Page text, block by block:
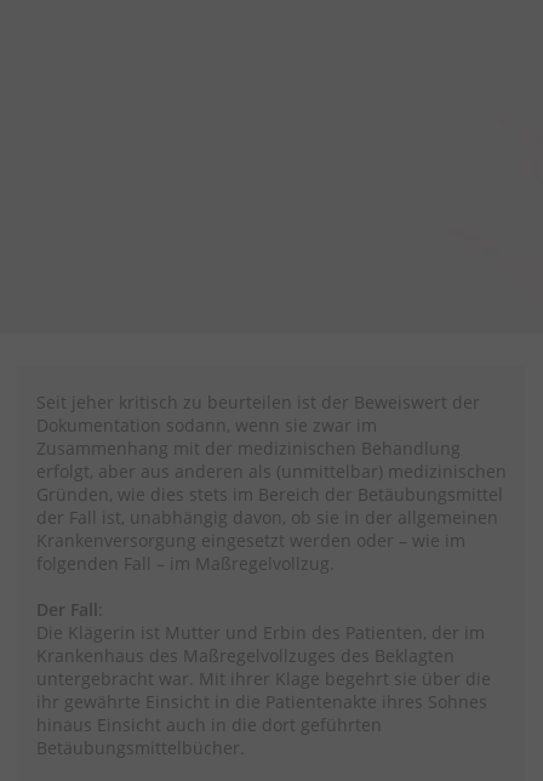
Seit jeher kritisch zu beurteilen ist der Beweiswert der
Dokumentation sodann, wenn sie zwar im
Zusammenhang mit der medizinischen Behandlung
erfolgt, aber aus anderen als (unmittelbar) medizinischen
Gründen, wie dies stets im Bereich der Betäubungsmittel
der Fall ist, unabhängig davon, ob sie in der allgemeinen
Krankenversorgung eingesetzt werden oder – wie im
folgenden Fall – im Maßregelvollzug.
Der Fall
Die Klägerin ist Mutter und Erbin des Patienten, der im
Krankenhaus des Maßregelvollzuges des Beklagten
untergebracht war. Mit ihrer Klage begehrt sie über die
ihr gewährte Einsicht in die Patientenakte ihres Sohnes
hinaus Einsicht auch in die dort geführten
Betäubungsmittelbücher.